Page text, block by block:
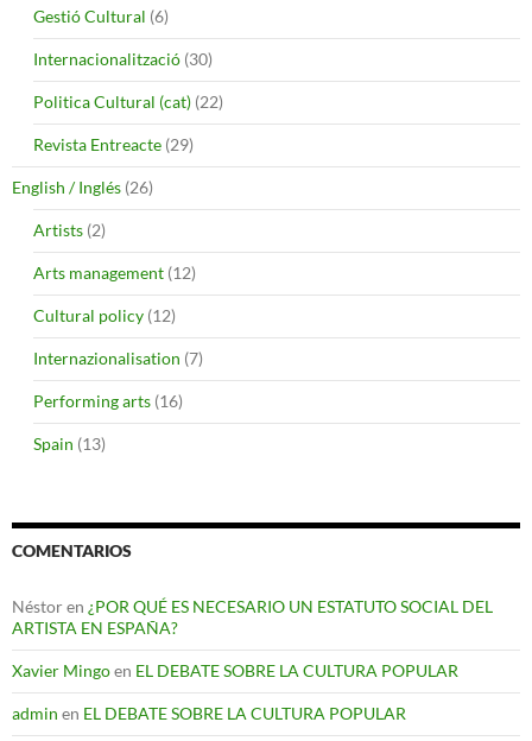
Gestió Cultural (6)
Internacionalització (30)
Politica Cultural (cat) (22)
Revista Entreacte (29)
English / Inglés (26)
Artists (2)
Arts management (12)
Cultural policy (12)
Internazionalisation (7)
Performing arts (16)
Spain (13)
COMENTARIOS
Néstoren ¿POR QUÉ ES NECESARIO UN ESTATUTO SOCIAL DEL
ARTISTA EN ESPAÑA?
Xavier Mingoen EL DEBATE SOBRE LA CULTURA POPULAR
admin en EL DEBATE SOBRE LA CULTURA POPULAR